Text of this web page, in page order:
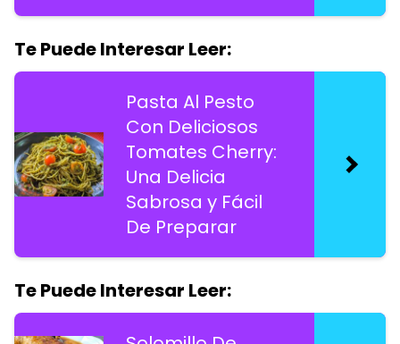
Te Puede Interesar Leer:
Pasta Al Pesto
Con Deliciosos
Tomates Cherry:
Una Delicia
Sabrosa y Fácil
De Preparar
Te Puede Interesar Leer: